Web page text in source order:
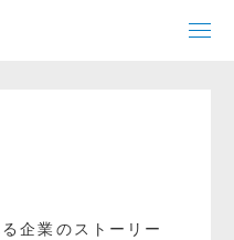
企業のストーリー